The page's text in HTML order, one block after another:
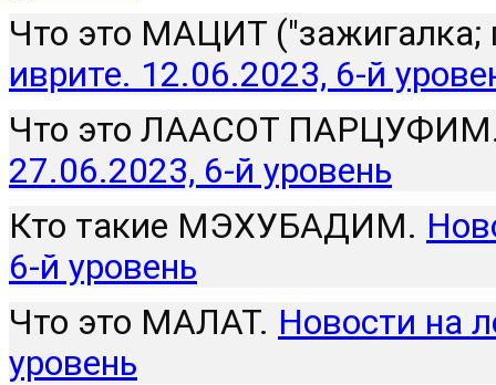
Что это МАЦИТ ("зажигалка;
иврите. 12.06.2023, 6-й
Что это ЛААСОТ
27.06.2023, 6-й уровень
Кто такие МЭХУБАДИМ.
6-й уровень
Что это МАЛАТ. Новости на
уровень